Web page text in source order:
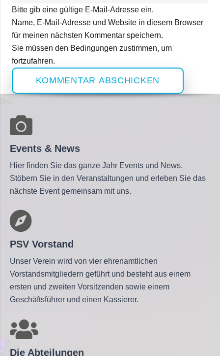
Bitte gib eine gültige E-Mail-Adresse ein.
Name, E-Mail-Adresse und Website in diesem Browser
für meinen nächsten Kommentar speichern.
Sie müssen den Bedingungen zustimmen, um
fortzufahren.
KOMMENTAR ABSCHICKEN
Events & News
Hier finden Sie das ganze Jahr Events und News.
Stöbern Sie in den Veranstaltungen und erleben Sie das
nächste Event gemeinsam mit uns.
PSV Vorstand
Unser Verein wird von vier ehrenamtlichen
Vorstandsmitgliedern geführt und besteht aus einem
ersten und zweiten Vorsitzenden sowie einem
Geschäftsführer und einen Kassierer.
Die Abteilungen